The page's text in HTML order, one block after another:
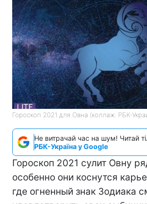
Гороскоп 2021 для Овна (коллаж: РБК-
Не витрачай час на шум! Читай
РБК-Україна у Google
Гороскоп 2021 сулит Овну
особенно они коснутся
где огненный знак Зодиака